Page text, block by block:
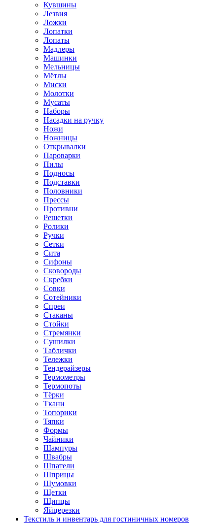
Кувшины
Лезвия
Ложки
Лопатки
Лопаты
Мадлеры
Машинки
Мельницы
Мётлы
Миски
Молотки
Мусаты
Наборы
Насадки на ручку
Ножи
Ножницы
Открывалки
Пароварки
Пилы
Подносы
Подставки
Половники
Прессы
Противни
Решетки
Ролики
Ручки
Сетки
Сита
Сифоны
Сковороды
Скребки
Совки
Сотейники
Спреи
Стаканы
Стойки
Стремянки
Сушилки
Таблички
Тележки
Тендерайзеры
Термометры
Термопоты
Тёрки
Ткани
Топорики
Тяпки
Формы
Чайники
Шампуры
Швабры
Шпатели
Шприцы
Шумовки
Щетки
Щипцы
Яйцерезки
Текстиль и инвентарь для гостиничных номеров